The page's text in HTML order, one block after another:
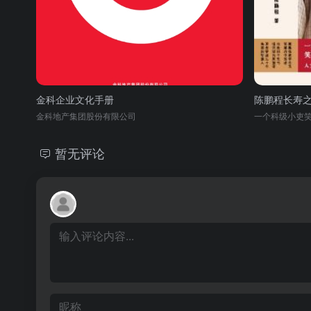
金科企业文化手册
金科地产集团股份有限公司
陈鹏程长寿
一个科级小吏
暂无评论